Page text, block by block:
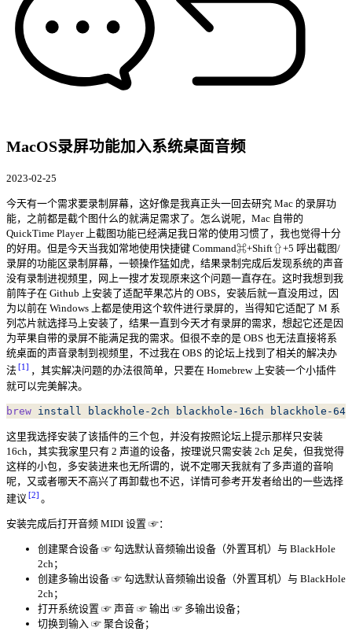
MacOS录屏功能加入系统桌面音频
2023-02-25
今天有一个需求要录制屏幕，这好像是我真正头一回去研究 Mac 的录屏功
能，之前都是截个图什么的就满足需求了。怎么说呢，Mac 自带的
QuickTime Player 上截图功能已经满足我日常的使用习惯了，我也觉得十分
的好用。但是今天当我如常地使用快捷键 Command⌘+Shift⇧+5 呼出截图/
录屏的功能区录制屏幕，一顿操作猛如虎，结果录制完成后发现系统的声音
没有录制进视频里，网上一搜才发现原来这个问题一直存在。这时我想到我
前阵子在 Github 上安装了适配苹果芯片的 OBS，安装后就一直没用过，因
为以前在 Windows 上都是使用这个软件进行录屏的，当得知它适配了 M 系
列芯片就选择马上安装了，结果一直到今天才有录屏的需求，想起它还是因
为苹果自带的录屏不能满足我的需求。但很不幸的是 OBS 也无法直接将系
统桌面的声音录制到视频里，不过我在 OBS 的论坛上找到了相关的解决办
法 1
，其实解决问题的办法很简单，只要在 Homebrew 上安装一个小插件
就可以完美解决。
brew install blackhole-2ch blackhole-16ch blackhole-
这里我选择安装了该插件的三个包，并没有按照论坛上提示那样只安装
16ch，其实我家里只有 2 声道的设备，按理说只需安装 2ch 足矣，但我觉得
这样的小包，多安装进来也无所谓的，说不定哪天我就有了多声道的音响
呢，又或者哪天不高兴了再卸载也不迟，详情可参考开发者给出的一些选择
建议 2 。
安装完成后打开音频 MIDI 设置 ☞：
创建聚合设备 ☞ 勾选默认音频输出设备（外置耳机）与 BlackHole
2ch；
创建多输出设备 ☞ 勾选默认音频输出设备（外置耳机）与 BlackHole
2ch；
打开系统设置 ☞ 声音 ☞ 输出 ☞ 多输出设备；
切换到输入 ☞ 聚合设备；